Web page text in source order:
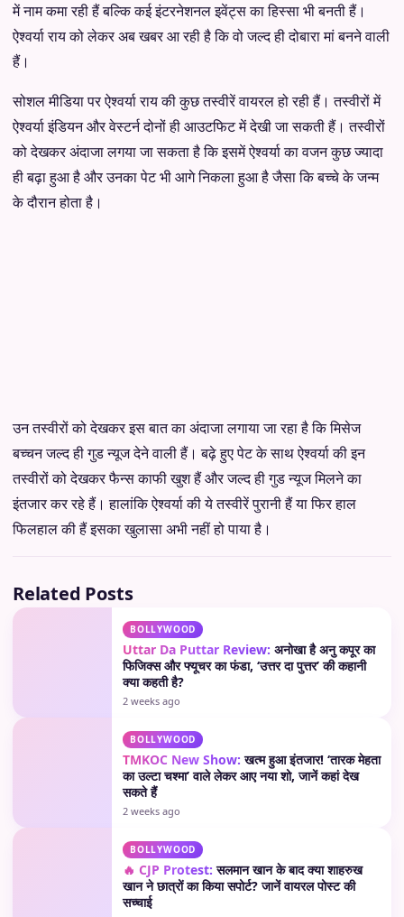
में नाम कमा रही हैं बल्कि कई इंटरनेशनल इवेंट्स का हिस्सा भी बनती हैं।
ऐश्वर्या राय को लेकर अब खबर आ रही है कि वो जल्द ही दोबारा मां बनने वाली
हैं।
सोशल मीडिया पर ऐश्वर्या राय की कुछ तस्वीरें वायरल हो रही हैं। तस्वीरों में
ऐश्वर्या इंडियन और वेस्टर्न दोनों ही आउटफिट में देखी जा सकती हैं। तस्वीरों
को देखकर अंदाजा लगया जा सकता है कि इसमें ऐश्वर्या का वजन कुछ ज्यादा
ही बढ़ा हुआ है और उनका पेट भी आगे निकला हुआ है जैसा कि बच्चे के जन्म
के दौरान होता है।
उन तस्वीरों को देखकर इस बात का अंदाजा लगाया जा रहा है कि मिसेज
बच्चन जल्द ही गुड न्यूज देने वाली हैं। बढ़े हुए पेट के साथ ऐश्वर्या की इन
तस्वीरों को देखकर फैन्स काफी खुश हैं और जल्द ही गुड न्यूज मिलने का
इंतजार कर रहे हैं। हालांकि ऐश्वर्या की ये तस्वीरें पुरानी हैं या फिर हाल
फिलहाल की हैं इसका खुलासा अभी नहीं हो पाया है।
Related Posts
BOLLYWOOD
Uttar Da Puttar Review: अनोखा है अनु कपूर का
फिजिक्स और फ्यूचर का फंडा, ‘उत्तर दा पुत्तर’ की कहानी
क्या कहती है?
2 weeks ago
BOLLYWOOD
TMKOC New Show: खत्म हुआ इंतजार! ‘तारक मेहता
का उल्टा चश्मा’ वाले लेकर आए नया शो, जानें कहां देख
सकते हैं
2 weeks ago
BOLLYWOOD
🔥 CJP Protest: सलमान खान के बाद क्या शाहरुख
खान ने छात्रों का किया सपोर्ट? जानें वायरल पोस्ट की
सच्चाई